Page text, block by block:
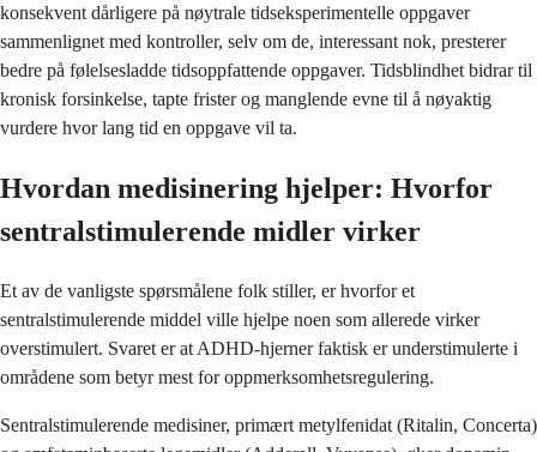
konsekvent dårligere på nøytrale tidseksperimentelle oppgaver
sammenlignet med kontroller, selv om de, interessant nok, presterer
bedre på følelsesladde tidsoppfattende oppgaver. Tidsblindhet bidrar til
kronisk forsinkelse, tapte frister og manglende evne til å nøyaktig
vurdere hvor lang tid en oppgave vil ta.
Hvordan medisinering hjelper: Hvorfor
sentralstimulerende midler virker
Et av de vanligste spørsmålene folk stiller, er hvorfor et
sentralstimulerende middel ville hjelpe noen som allerede virker
overstimulert. Svaret er at ADHD-hjerner faktisk er understimulerte i
områdene som betyr mest for oppmerksomhetsregulering.
Sentralstimulerende medisiner, primært metylfenidat (Ritalin, Concerta)